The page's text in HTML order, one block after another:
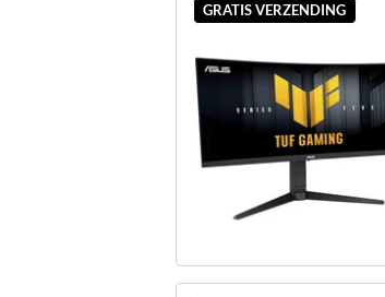
GRATIS VERZENDING